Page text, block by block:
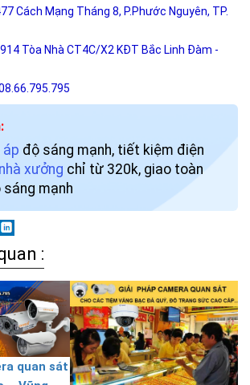
Cách Mạng Tháng 8, P.Phước Nguyên, TP.
Tòa Nhà CT4C/X2 KĐT Bắc Linh Đàm -
độ sáng mạnh, tiết kiệm điện
xưởng chỉ từ 320k, giao toàn
sáng mạnh
:
quan sát